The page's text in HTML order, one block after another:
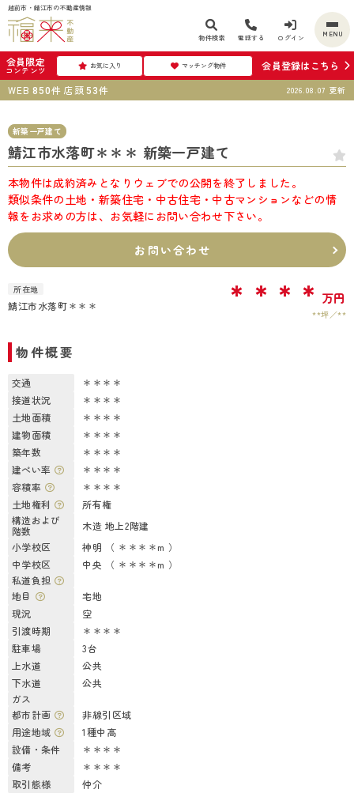
越前市・鯖江市の不動産情報
物件検索 電話する ログイン MENU
会員限定
コンテンツ お気に入り マッチング物件
会員登録はこちら
WEB 850件 店頭 53件 2026.08.07 更新
新築一戸建て
鯖江市水落町＊＊＊ 新築一戸建て
本物件は成約済みとなりウェブでの公開を終了しました。
類似条件の土地・新築住宅・中古住宅・中古マンションなどの情
報をお求めの方は、お気軽にお問い合わせ下さい。
お問い合わせ
所在地
鯖江市水落町＊＊＊ ＊＊＊＊ 万円
**坪 **
物件概要
交通
＊＊＊＊
接道状況
＊＊＊＊
土地面積
＊＊＊＊
建物面積
＊＊＊＊
築年数
＊＊＊＊
建ぺい率
＊＊＊＊
容積率
＊＊＊＊
土地権利
所有権
構造および
階数
木造 地上2階建
小学校区
神明 （ ＊＊＊＊m ）
中学校区
中央 （ ＊＊＊＊m ）
私道負担
地目
宅地
現況
空
引渡時期
＊＊＊＊
駐車場
3台
上水道
公共
下水道
公共
ガス
都市計画
非線引区域
用途地域
1種中高
設備・条件
＊＊＊＊
備考
＊＊＊＊
取引態様
仲介